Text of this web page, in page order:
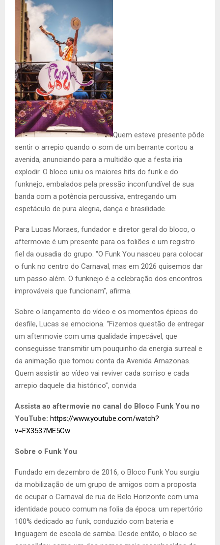
Quem esteve presente pôde
sentir o arrepio quando o som de um berrante cortou a
avenida, anunciando para a multidão que a festa iria
explodir. O bloco uniu os maiores hits do funk e do
funknejo, embalados pela pressão inconfundível de sua
banda com a potência percussiva, entregando um
espetáculo de pura alegria, dança e brasilidade.
Para Lucas Moraes, fundador e diretor geral do bloco, o
aftermovie é um presente para os foliões e um registro
fiel da ousadia do grupo. “O Funk You nasceu para colocar
o funk no centro do Carnaval, mas em 2026 quisemos dar
um passo além. O funknejo é a celebração dos encontros
improváveis que funcionam”, afirma.
Sobre o lançamento do vídeo e os momentos épicos do
desfile, Lucas se emociona. “Fizemos questão de entregar
um aftermovie com uma qualidade impecável, que
conseguisse transmitir um pouquinho da energia surreal e
da animação que tomou conta da Avenida Amazonas.
Quem assistir ao vídeo vai reviver cada sorriso e cada
arrepio daquele dia histórico”, convida
Assista ao aftermovie no canal do Bloco Funk You no
YouTube: https://www.youtube.com/watch?
v=FX3537ME5Cw
Sobre o Funk You
Fundado em dezembro de 2016, o Bloco Funk You surgiu
da mobilização de um grupo de amigos com a proposta
de ocupar o Carnaval de rua de Belo Horizonte com uma
identidade pouco comum na folia da época: um repertório
100% dedicado ao funk, conduzido com bateria e
linguagem de escola de samba. Desde então, o bloco se